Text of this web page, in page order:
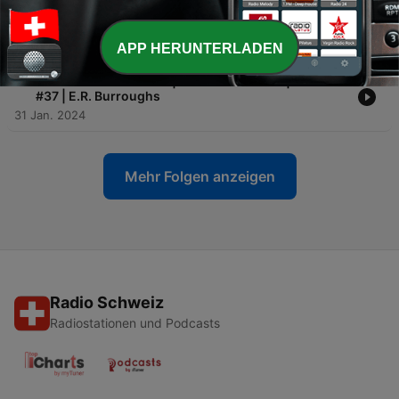
5 - Tarzan - Bei den Affen | 4: Die Affen | Hörbuch #38 |
E.R. Burroughs
01 Feb. 2024
4 - Tarzan - Bei den Affen | 3: Leben und Tod | Hörbuch
#37 | E.R. Burroughs
31 Jan. 2024
Mehr Folgen anzeigen
Radio Schweiz
Radiostationen und Podcasts
APP HERUNTERLADEN